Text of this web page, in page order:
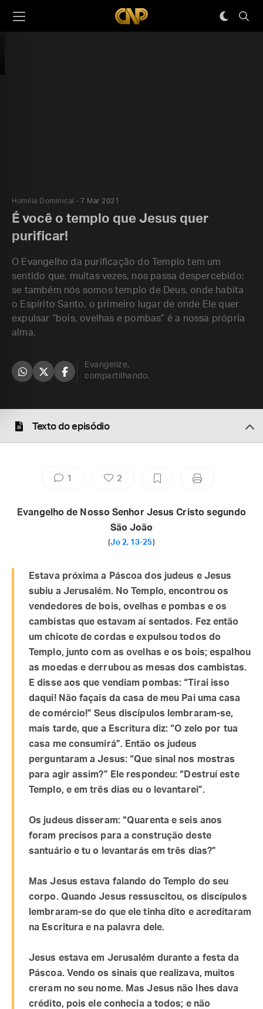
Homilia Dominical 7 Mar 2021
É você o templo que Jesus quer
purificar!
O Evangelho da purificação do Templo tem um
sentido que, muitas vezes, nos passa despercebido:
se também nós somos templo de Deus, onde habita
o Espírito Santo, o primeiro lugar de onde Ele quer
expulsar “bois, ovelhas e pombas” é a nossa própria
alma.
Evangelize,
compartilhando.
Texto do episódio
1 2
Evangelho de Nosso Senhor Jesus Cristo segundo
São João
(Jo 2, 13-25)
Estava próxima a Páscoa dos judeus e Jesus
subiu a Jerusalém. No Templo, encontrou os
vendedores de bois, ovelhas e pombas e os
cambistas que estavam aí sentados. Fez então
um chicote de cordas e expulsou todos do
Templo, junto com as ovelhas e os bois; espalhou
as moedas e derrubou as mesas dos cambistas.
E disse aos que vendiam pombas: “Tirai isso
daqui! Não façais da casa de meu Pai uma casa
de comércio!” Seus discípulos lembraram-se,
mais tarde, que a Escritura diz: “O zelo por tua
casa me consumirá”. Então os judeus
perguntaram a Jesus: “Que sinal nos mostras
para agir assim?” Ele respondeu: “Destruí este
Templo, e em três dias eu o levantarei”.
Os judeus disseram: “Quarenta e seis anos
foram precisos para a construção deste
santuário e tu o levantarás em três dias?”
Mas Jesus estava falando do Templo do seu
corpo. Quando Jesus ressuscitou, os discípulos
lembraram-se do que ele tinha dito e acreditaram
na Escritura e na palavra dele.
Jesus estava em Jerusalém durante a festa da
Páscoa. Vendo os sinais que realizava, muitos
creram no seu nome. Mas Jesus não lhes dava
crédito, pois ele conhecia a todos; e não